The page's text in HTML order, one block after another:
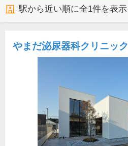
駅から近い順に全1件を表示
やまだ泌尿器科クリニック